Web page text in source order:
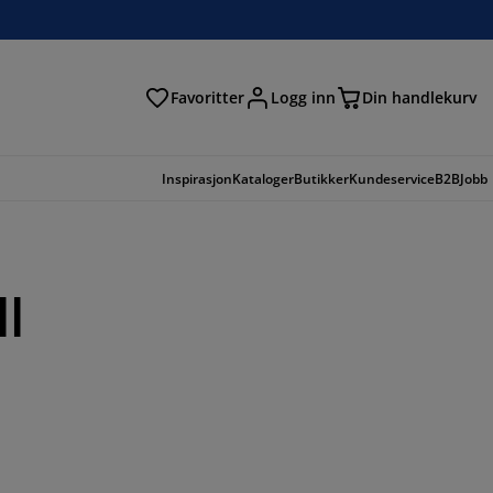
Favoritter Logg inn Din handlekurv
InspirasjonKatalogerButikkerKundeserviceB2BJobb